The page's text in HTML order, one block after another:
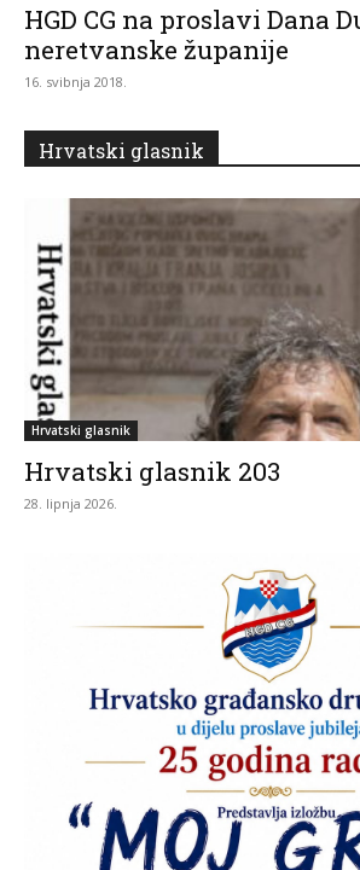
HGD CG na proslavi Dana
neretvanske županije
16. svibnja 2018.
Hrvatski glasnik
Hrvatski glasnik
Hrvatski glasnik 203
28. lipnja 2026.